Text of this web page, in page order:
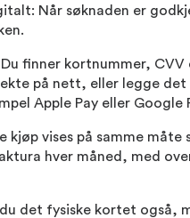
Når søknaden er
finner kortnummer, CVV
på nett, eller legge det
Apple Pay eller Google
kjøp vises på samme måte
hver måned, med
det fysiske kortet også,